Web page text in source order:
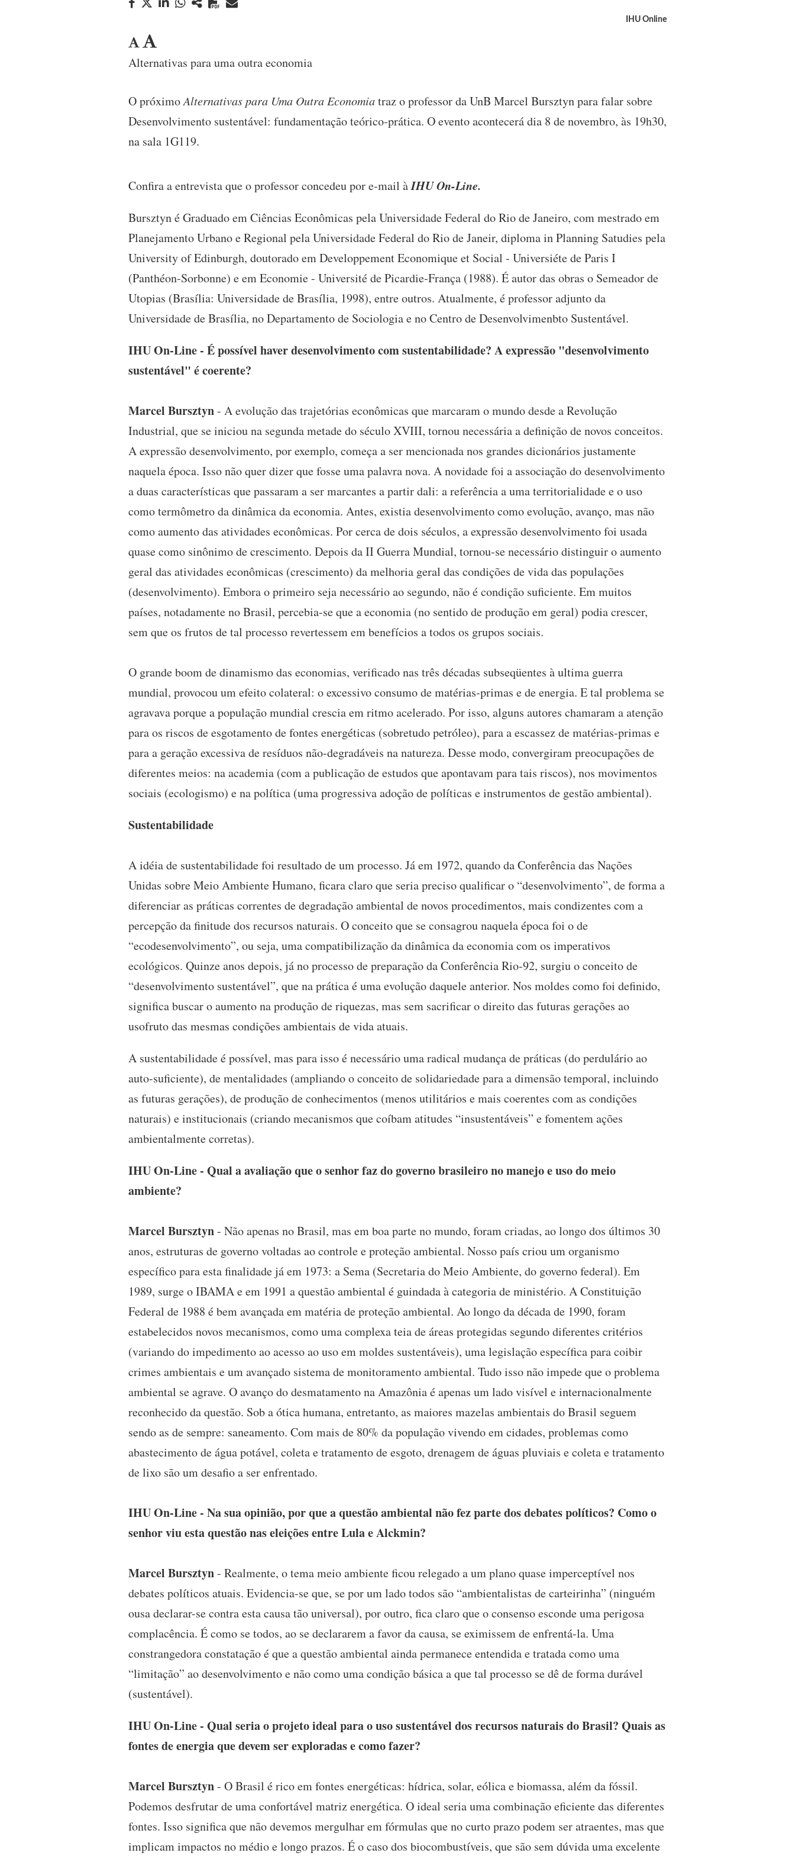
IHU Online
Alternativas para uma outra economia
O próximoAlternativas para Uma Outra Economiatraz o professor da UnB Marcel Bursztyn para falar sobre
Desenvolvimento sustentável: fundamentação teórico-prática. O evento acontecerá dia 8 de novembro, às 19h30,
na sala 1G119.
Confira a entrevista que o professor concedeu por e-mail àIHU On-Line.
Bursztyn é Graduado em Ciências Econômicas pela Universidade Federal do Rio de Janeiro, com mestrado em
Planejamento Urbano e Regional pela Universidade Federal do Rio de Janeir, diploma in Planning Satudies pela
University of Edinburgh, doutorado em Developpement Economique et Social - Universiéte de Paris I
(Panthéon-Sorbonne) e em Economie - Université de Picardie-França (1988). É autor das obras o Semeador de
Utopias (Brasília: Universidade de Brasília, 1998), entre outros. Atualmente, é professor adjunto da
Universidade de Brasília, no Departamento de Sociologia e no Centro de Desenvolvimenbto Sustentável.
IHU On-Line - É possível haver desenvolvimento com sustentabilidade? A expressão "desenvolvimento
sustentável" é coerente?
Marcel Bursztyn- A evolução das trajetórias econômicas que marcaram o mundo desde a Revolução
Industrial, que se iniciou na segunda metade do século XVIII, tornou necessária a definição de novos conceitos.
A expressão desenvolvimento, por exemplo, começa a ser mencionada nos grandes dicionários justamente
naquela época. Isso não quer dizer que fosse uma palavra nova. A novidade foi a associação do desenvolvimento
a duas características que passaram a ser marcantes a partir dali: a referência a uma territorialidade e o uso
como termômetro da dinâmica da economia. Antes, existia desenvolvimento como evolução, avanço, mas não
como aumento das atividades econômicas. Por cerca de dois séculos, a expressão desenvolvimento foi usada
quase como sinônimo de crescimento. Depois da II Guerra Mundial, tornou-se necessário distinguir o aumento
geral das atividades econômicas (crescimento) da melhoria geral das condições de vida das populações
(desenvolvimento). Embora o primeiro seja necessário ao segundo, não é condição suficiente. Em muitos
países, notadamente no Brasil, percebia-se que a economia (no sentido de produção em geral) podia crescer,
sem que os frutos de tal processo revertessem em benefícios a todos os grupos sociais.
O grande boom de dinamismo das economias, verificado nas três décadas subseqüentes à ultima guerra
mundial, provocou um efeito colateral: o excessivo consumo de matérias-primas e de energia. E tal problema se
agravava porque a população mundial crescia em ritmo acelerado. Por isso, alguns autores chamaram a atenção
para os riscos de esgotamento de fontes energéticas (sobretudo petróleo), para a escassez de matérias-primas e
para a geração excessiva de resíduos não-degradáveis na natureza. Desse modo, convergiram preocupações de
diferentes meios: na academia (com a publicação de estudos que apontavam para tais riscos), nos movimentos
sociais (ecologismo) e na política (uma progressiva adoção de políticas e instrumentos de gestão ambiental).
Sustentabilidade
A idéia de sustentabilidade foi resultado de um processo. Já em 1972, quando da Conferência das Nações
Unidas sobre Meio Ambiente Humano, ficara claro que seria preciso qualificar o “desenvolvimento”, de forma a
diferenciar as práticas correntes de degradação ambiental de novos procedimentos, mais condizentes com a
percepção da finitude dos recursos naturais. O conceito que se consagrou naquela época foi o de
“ecodesenvolvimento”, ou seja, uma compatibilização da dinâmica da economia com os imperativos
ecológicos. Quinze anos depois, já no processo de preparação da Conferência Rio-92, surgiu o conceito de
“desenvolvimento sustentável”, que na prática é uma evolução daquele anterior. Nos moldes como foi definido,
significa buscar o aumento na produção de riquezas, mas sem sacrificar o direito das futuras gerações ao
usofruto das mesmas condições ambientais de vida atuais.
A sustentabilidade é possível, mas para isso é necessário uma radical mudança de práticas (do perdulário ao
auto-suficiente), de mentalidades (ampliando o conceito de solidariedade para a dimensão temporal, incluindo
as futuras gerações), de produção de conhecimentos (menos utilitários e mais coerentes com as condições
naturais) e institucionais (criando mecanismos que coíbam atitudes “insustentáveis” e fomentem ações
ambientalmente corretas).
IHU On-Line - Qual a avaliação que o senhor faz do governo brasileiro no manejo e uso do meio
ambiente?
Marcel Bursztyn- Não apenas no Brasil, mas em boa parte no mundo, foram criadas, ao longo dos últimos 30
anos, estruturas de governo voltadas ao controle e proteção ambiental. Nosso país criou um organismo
específico para esta finalidade já em 1973: a Sema (Secretaria do Meio Ambiente, do governo federal). Em
1989, surge o IBAMA e em 1991 a questão ambiental é guindada à categoria de ministério. A Constituição
Federal de 1988 é bem avançada em matéria de proteção ambiental. Ao longo da década de 1990, foram
estabelecidos novos mecanismos, como uma complexa teia de áreas protegidas segundo diferentes critérios
(variando do impedimento ao acesso ao uso em moldes sustentáveis), uma legislação específica para coibir
crimes ambientais e um avançado sistema de monitoramento ambiental. Tudo isso não impede que o problema
ambiental se agrave. O avanço do desmatamento na Amazônia é apenas um lado visível e internacionalmente
reconhecido da questão. Sob a ótica humana, entretanto, as maiores mazelas ambientais do Brasil seguem
sendo as de sempre: saneamento. Com mais de 80% da população vivendo em cidades, problemas como
abastecimento de água potável, coleta e tratamento de esgoto, drenagem de águas pluviais e coleta e tratamento
de lixo são um desafio a ser enfrentado.
IHU On-Line - Na sua opinião, por que a questão ambiental não fez parte dos debates políticos? Como o
senhor viu esta questão nas eleições entre Lula e Alckmin?
Marcel Bursztyn- Realmente, o tema meio ambiente ficou relegado a um plano quase imperceptível nos
debates políticos atuais. Evidencia-se que, se por um lado todos são “ambientalistas de carteirinha” (ninguém
ousa declarar-se contra esta causa tão universal), por outro, fica claro que o consenso esconde uma perigosa
complacência. É como se todos, ao se declararem a favor da causa, se eximissem de enfrentá-la. Uma
constrangedora constatação é que a questão ambiental ainda permanece entendida e tratada como uma
“limitação” ao desenvolvimento e não como uma condição básica a que tal processo se dê de forma durável
(sustentável).
IHU On-Line - Qual seria o projeto ideal para o uso sustentável dos recursos naturais do Brasil? Quais as
fontes de energia que devem ser exploradas e como fazer?
Marcel Bursztyn- O Brasil é rico em fontes energéticas: hídrica, solar, eólica e biomassa, além da fóssil.
Podemos desfrutar de uma confortável matriz energética. O ideal seria uma combinação eficiente das diferentes
fontes. Isso significa que não devemos mergulhar em fórmulas que no curto prazo podem ser atraentes, mas que
implicam impactos no médio e longo prazos. É o caso dos biocombustíveis, que são sem dúvida uma excelente